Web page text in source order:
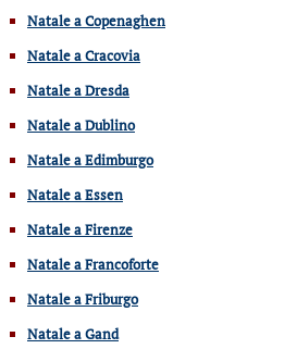
Natale a Copenaghen
Natale a Cracovia
Natale a Dresda
Natale a Dublino
Natale a Edimburgo
Natale a Essen
Natale a Firenze
Natale a Francoforte
Natale a Friburgo
Natale a Gand